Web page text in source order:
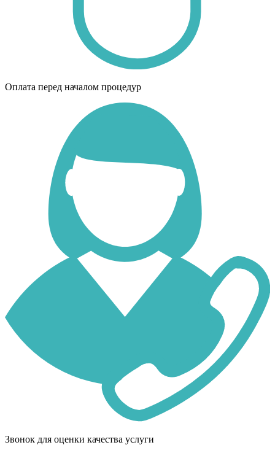
Оплата перед началом процедур
Звонок для оценки качества услуги